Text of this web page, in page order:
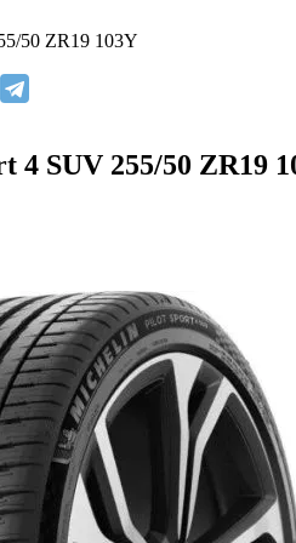
50 ZR19 103Y
4 SUV 255/50 ZR19